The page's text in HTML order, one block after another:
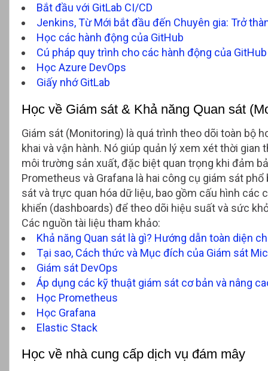
Bắt đầu với GitLab CI/CD
Jenkins, Từ Mới bắt đầu đến Chuyên gia: Trở
Học các hành động của GitHub
Cú pháp quy trình cho các hành động của GitHub
Học Azure DevOps
Giấy nhớ GitLab
Học về Giám sát & Khả năng Quan sát
Giám sát (Monitoring) là quá trình theo dõi toàn bộ
khai và vận hành. Nó giúp quản lý xem xét thời
môi trường sản xuất, đặc biệt quan trọng khi đảm
Prometheus và Grafana là hai công cụ giám sát
sát và trực quan hóa dữ liệu, bao gồm cấu hình
khiển (dashboards) để theo dõi hiệu suất và sức
Các nguồn tài liệu tham khảo:
Khả năng Quan sát là gì? Hướng dẫn toàn diện
Tại sao, Cách thức và Mục đích của Giám sát
Giám sát DevOps
Áp dụng các kỹ thuật giám sát cơ bản và nâng
Học Prometheus
Học Grafana
Elastic Stack
Học về nhà cung cấp dịch vụ đám mây